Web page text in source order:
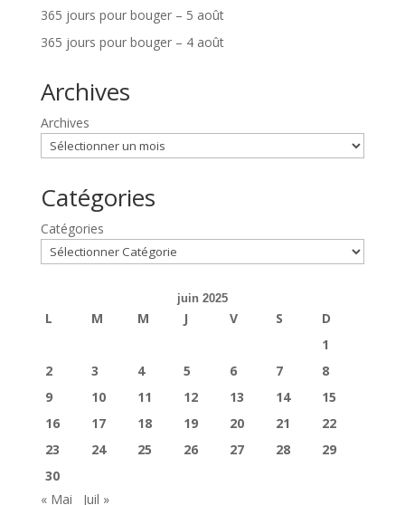
365 jours pour bouger – 5 août
365 jours pour bouger – 4 août
Archives
Archives
Catégories
Catégories
juin 2025
L M M J V S
D
1
2
3 4 5 6 7
8
9
10 11 12 13 14
15
16
17 18 19 20 21
22
23
24 25 26 27 28
29
30
« Mai
Juil »